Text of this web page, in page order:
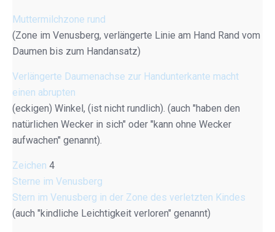
Muttermilchzone rund
(Zone im Venusberg, verlängerte Linie am Hand Rand vom
Daumen bis zum Handansatz)
Verlängerte Daumenachse zur Handunterkante macht
einen abrupten
(eckigen) Winkel, (ist nicht rundlich). (auch "haben den
natürlichen Wecker in sich" oder "kann ohne Wecker
aufwachen" genannt).
Zeichen 4
Sterne im Venusberg
Stern im Venusberg in der Zone des verletzten Kindes
(auch "kindliche Leichtigkeit verloren" genannt)